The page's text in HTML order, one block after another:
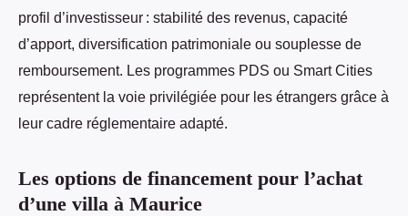
profil d’investisseur : stabilité des revenus, capacité
d’apport, diversification patrimoniale ou souplesse de
remboursement. Les programmes PDS ou Smart Cities
représentent la voie privilégiée pour les étrangers grâce à
leur cadre réglementaire adapté.
Les options de financement pour l’achat
d’une villa à Maurice